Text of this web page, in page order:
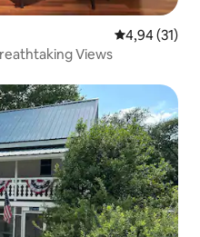
4,94 av 5 i
4,94 (31)
Views